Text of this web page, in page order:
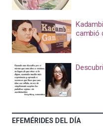
cambió
EFEMÉRIDES DEL DÍA